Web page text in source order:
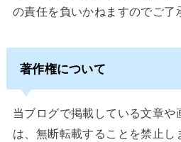
の責任を負いかねますのでご了
著作権について
当ブログで掲載している文章や
は、無断転載することを禁止し